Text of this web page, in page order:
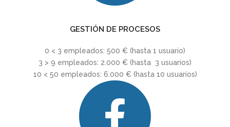
GESTIÓN DE PROCESOS
0 < 3 empleados: 500 € (hasta 1 usuario)
3 > 9 empleados: 2.000 € (hasta 3 usuarios)
10 < 50 empleados: 6.000 € (hasta 10 usuarios)